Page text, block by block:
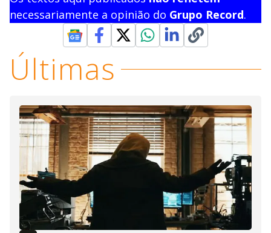
necessariamente a opinião do Grupo Record.
Últimas